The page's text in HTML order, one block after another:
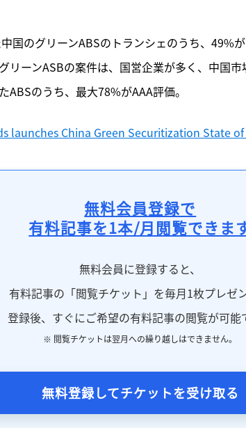
国のグリーンABSのトランシェのうち、49%
リーンASBの案件は、国営企業が多く、中国
のうち、最大78%がAAA評価。
launches China Green Securitization State
無料会員登録で
有料記事を1本/月閲覧できま
無料会員に登録すると、
有料記事の「閲覧チケット」を毎月1枚プレゼン
登録後、すぐにご希望の有料記事の閲覧が可能
※ 閲覧チケットは翌月への繰り越しはできません。
無料登録してチケットを受け取る